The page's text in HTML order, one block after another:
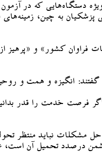
به چین، زمینه‌های
کشور» و «پرهیز
گفتند: انگیزه و همت و
فرصت خدمت را قدر
نباید منتظر
درصدد تحمیل آن